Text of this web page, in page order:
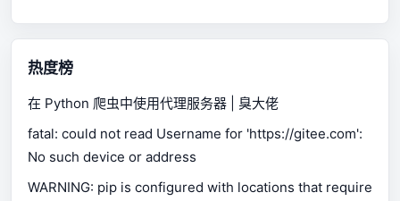
热度榜
在 Python 爬虫中使用代理服务器 | 臭大佬
fatal: could not read Username for 'https://gitee.com':
No such device or address
WARNING: pip is configured with locations that require